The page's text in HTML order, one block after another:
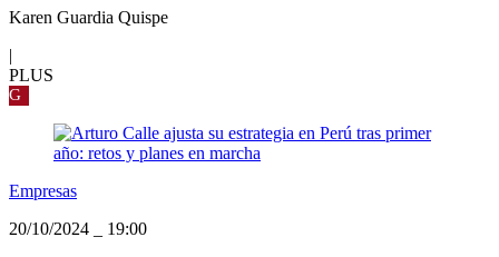
Karen Guardia Quispe
|
PLUS
G
Empresas
20/10/2024
19:00